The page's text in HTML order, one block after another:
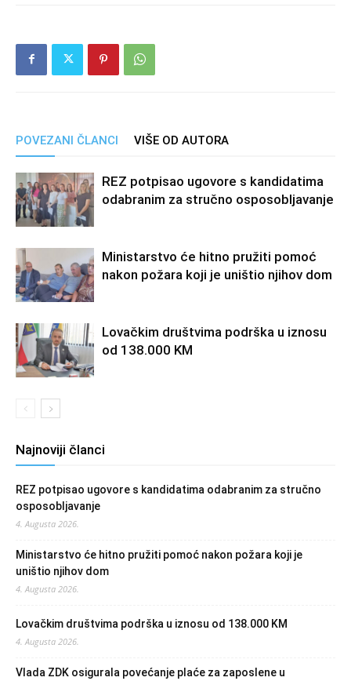
POVEZANI ČLANCI VIŠE OD AUTORA
REZ potpisao ugovore s kandidatima
odabranim za stručno osposobljavanje
Ministarstvo će hitno pružiti pomoć
nakon požara koji je uništio njihov dom
Lovačkim društvima podrška u iznosu
od 138.000 KM
Najnoviji članci
REZ potpisao ugovore s kandidatima odabranim za stručno
osposobljavanje
4. Augusta 2026.
Ministarstvo će hitno pružiti pomoć nakon požara koji je
uništio njihov dom
4. Augusta 2026.
Lovačkim društvima podrška u iznosu od 138.000 KM
4. Augusta 2026.
Vlada ZDK osigurala povećanje plaće za zaposlene u